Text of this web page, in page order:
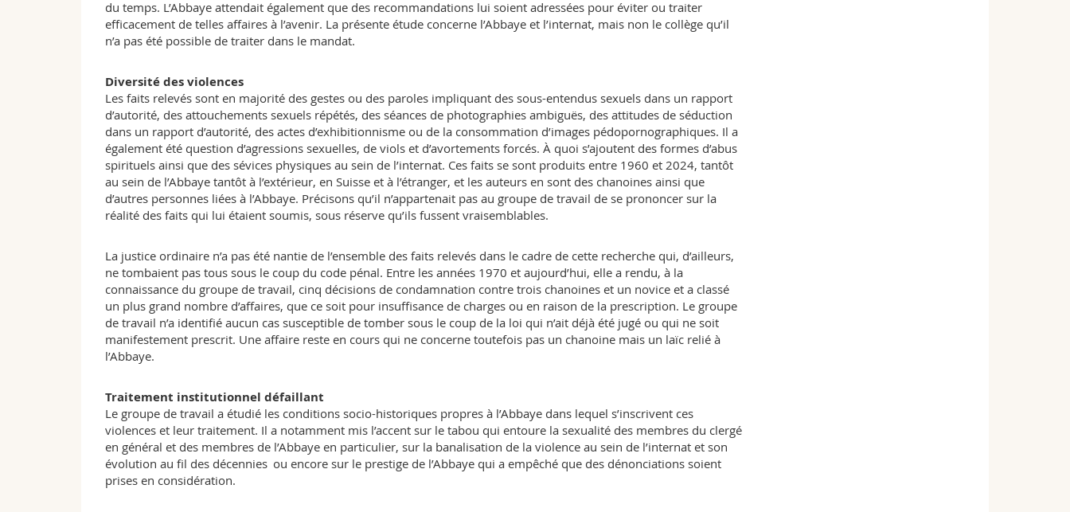
du temps. L’Abbaye attendait également que des recommandations lui soient adressées pour éviter ou traiter
efficacement de telles affaires à l’avenir. La présente étude concerne l’Abbaye et l’internat, mais non le collège qu’il
n’a pas été possible de traiter dans le mandat.
Diversité des violences
Les faits relevés sont en majorité des gestes ou des paroles impliquant des sous-entendus sexuels dans un rapport
d’autorité, des attouchements sexuels répétés, des séances de photographies ambiguës, des attitudes de séduction
dans un rapport d’autorité, des actes d’exhibitionnisme ou de la consommation d’images pédopornographiques. Il a
également été question d’agressions sexuelles, de viols et d’avortements forcés. À quoi s’ajoutent des formes d’abus
spirituels ainsi que des sévices physiques au sein de l’internat. Ces faits se sont produits entre 1960 et 2024, tantôt
au sein de l’Abbaye tantôt à l’extérieur, en Suisse et à l’étranger, et les auteurs en sont des chanoines ainsi que
d’autres personnes liées à l’Abbaye. Précisons qu’il n’appartenait pas au groupe de travail de se prononcer sur la
réalité des faits qui lui étaient soumis, sous réserve qu’ils fussent vraisemblables.
La justice ordinaire n’a pas été nantie de l’ensemble des faits relevés dans le cadre de cette recherche qui, d’ailleurs,
ne tombaient pas tous sous le coup du code pénal. Entre les années 1970 et aujourd’hui, elle a rendu, à la
connaissance du groupe de travail, cinq décisions de condamnation contre trois chanoines et un novice et a classé
un plus grand nombre d’affaires, que ce soit pour insuffisance de charges ou en raison de la prescription. Le groupe
de travail n’a identifié aucun cas susceptible de tomber sous le coup de la loi qui n’ait déjà été jugé ou qui ne soit
manifestement prescrit. Une affaire reste en cours qui ne concerne toutefois pas un chanoine mais un laïc relié à
l’Abbaye.
Traitement institutionnel défaillant
Le groupe de travail a étudié les conditions socio-historiques propres à l’Abbaye dans lequel s’inscrivent ces
violences et leur traitement. Il a notamment mis l’accent sur le tabou qui entoure la sexualité des membres du clergé
en général et des membres de l’Abbaye en particulier, sur la banalisation de la violence au sein de l’internat et son
évolution au fil des décennies ou encore sur le prestige de l’Abbaye qui a empêché que des dénonciations soient
prises en considération.